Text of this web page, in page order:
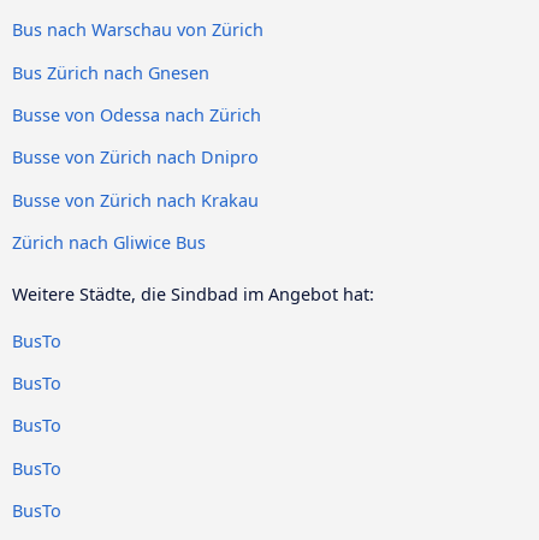
Bus nach Warschau von Zürich
Bus Zürich nach Gnesen
Busse von Odessa nach Zürich
Busse von Zürich nach Dnipro
Busse von Zürich nach Krakau
Zürich nach Gliwice Bus
Weitere Städte, die Sindbad im Angebot hat:
BusTo
BusTo
BusTo
BusTo
BusTo